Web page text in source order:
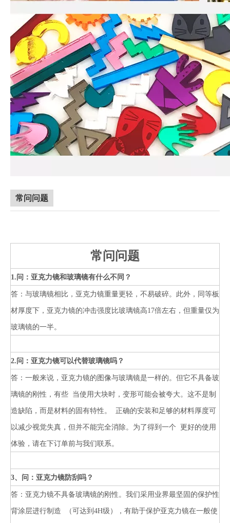
常问问题
常问问题
1.问：亚克力镜和玻璃镜有什么不同？
答：与玻璃镜相比，亚克力镜重量更轻，不易破碎。此外，同等板
材厚度下，亚克力镜的冲击强度比玻璃镜高17倍左右，但重量仅为
玻璃镜的一半。
2.问：亚克力镜可以代替玻璃镜吗？
答：一般来说，亚克力镜的图像与玻璃镜是一样的。但它不具备玻
璃镜的刚性，有些 当使用大块时，变形可能会被夸大。这不是制
造缺陷，而是材料的固有特性。 正确的安装和足够的材料厚度可
以减少视觉失真，但并不能完全消除。为了得到一个 更好的使用
体验，请在下订单前与我们联系。
3、问：亚克力镜防刮吗？
答：亚克力镜不具备玻璃镜的刚性。我们采用业界最坚固的保护性
背涂层进行制造 （可达到4H级），有助于保护亚克力镜在一般使